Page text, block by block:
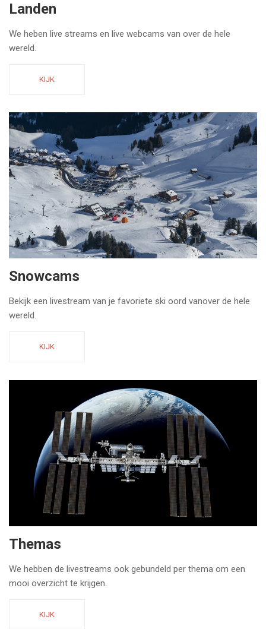
Landen
We heben live streams en live webcams van over de hele
wereld.
KIJK
Snowcams
Bekijk een livestream van je favoriete ski oord vanover de hele
wereld.
KIJK
Themas
We hebben de livestreams ook gebundeld per thema om een
mooi overzicht te krijgen.
KIJK